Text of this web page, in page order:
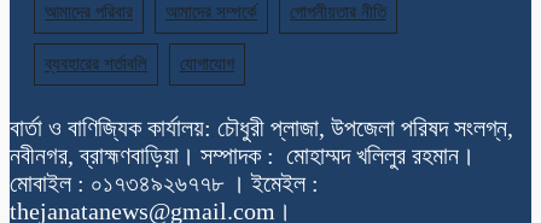
আমাদের পরিবার আমাদের সম্পর্কে গোপনীয়তার নীতি
ব্যবহারের শর্তাবলি যোগাযোগ
বার্তা ও বাণিজ্যিক কার্যালয়: চৌধুরী প্লাজা, উপজেলা পরিষদ সংলগ্ন,
নবীনগর, ব্রাহ্মণবাড়িয়া। সম্পাদক : মোহাম্মদ খলিলুর রহমান।
মোবাইল : ০১৭৩৪৯২৬৭৭৮ । ইমেইল :
thejanatanews@gmail.com।